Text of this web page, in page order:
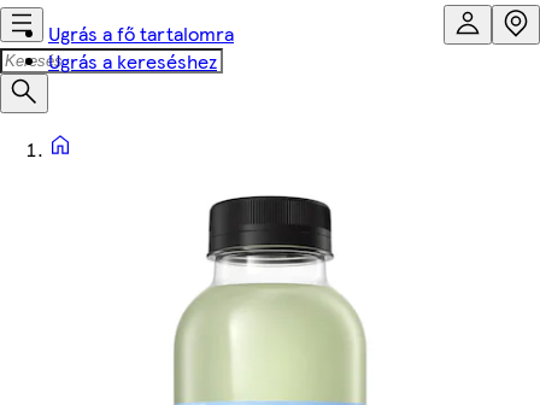
Ugrás a fő tartalomra
Ugrás a kereséshez